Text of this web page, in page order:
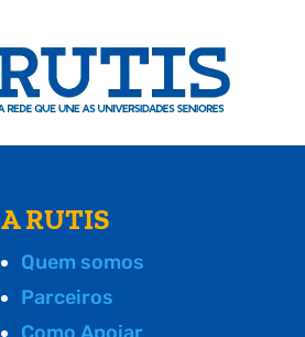
A RUTIS
Quem somos
Parceiros
Como Apoiar